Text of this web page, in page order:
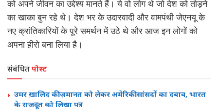
को अपने जीवन का उद्देश्य मानते हैं। ये वो लोग थे जो देश को तोड़ने
का खाका बुन रहे थे। देश भर के उदारवादी और वामपंथी जेएनयू के
नए क्रांतिकारियों के पूरे समर्थन में उठे थे और आज इन लोगों को
अपना हीरो बना लिया है।
संबंधितपोस्ट
उमर ख़ालिद की ज़मानत को लेकर अमेरिकी सांसदों का दबाव, भारत
के राजदूत को लिखा पत्र